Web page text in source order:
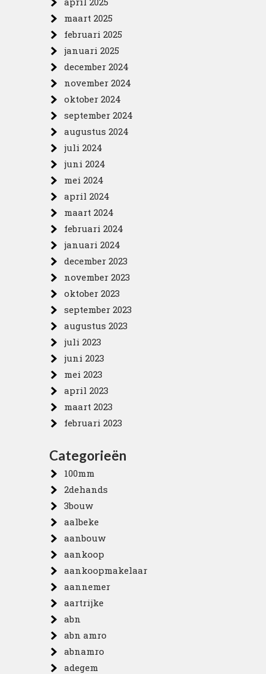
maart 2025
februari 2025
januari 2025
december 2024
november 2024
oktober 2024
september 2024
augustus 2024
juli 2024
juni 2024
mei 2024
april 2024
maart 2024
februari 2024
januari 2024
december 2023
november 2023
oktober 2023
september 2023
augustus 2023
juli 2023
juni 2023
mei 2023
april 2023
maart 2023
februari 2023
Categorieën
100mm
2dehands
3bouw
aalbeke
aanbouw
aankoop
aankoopmakelaar
aannemer
aartrijke
abn
abn amro
abnamro
adegem